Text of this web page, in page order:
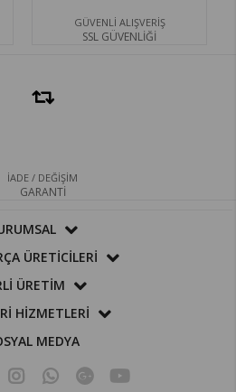
GÜVENLİ ALIŞVERİŞ
SSL GÜVENLİĞİ
İADE / DEĞİŞİM
GARANTİ
ÜRETİCİLERİ
ÜRETİM
HİZMETLERİ
MEDYA